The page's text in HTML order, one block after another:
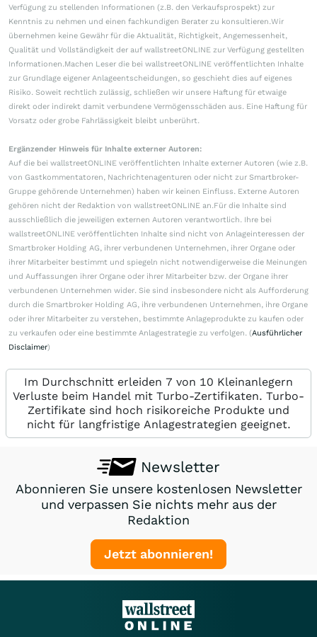
Verfügung zu stellenden Informationen (z.B. den Verkaufsprospekt) zur
Kenntnis zu nehmen und einen fachkundigen Berater zu konsultieren.Wir
übernehmen keine Gewähr für die Aktualität, Richtigkeit, Angemessenheit,
Qualität und Vollständigkeit der auf wallstreetONLINE zur Verfügung gestellten
Informationen.Machen Leser die bei wallstreetONLINE veröffentlichten Inhalte
zur Grundlage eigener Anlageentscheidungen, so geschieht dies auf eigenes
Risiko. Soweit rechtlich zulässig, schließen wir unsere Haftung für etwaige
direkt oder indirekt damit verbundene Vermögensschäden aus. Eine Haftung für
Vorsatz oder grobe Fahrlässigkeit bleibt unberührt.
Ergänzender Hinweis für Inhalte externer Autoren:
Auf die bei wallstreetONLINE veröffentlichten Inhalte externer Autoren (wie z.B.
von Gastkommentatoren, Nachrichtenagenturen oder nicht zur Smartbroker-
Gruppe gehörende Unternehmen) haben wir keinen Einfluss. Externe Autoren
gehören nicht der Redaktion von wallstreetONLINE an.Für die Inhalte sind
ausschließlich die jeweiligen externen Autoren verantwortlich. Ihre bei
wallstreetONLINE veröffentlichten Inhalte sind nicht von Anlageinteressen der
Smartbroker Holding AG, ihrer verbundenen Unternehmen, ihrer Organe oder
ihrer Mitarbeiter bestimmt und spiegeln nicht notwendigerweise die Meinungen
und Auffassungen ihrer Organe oder ihrer Mitarbeiter bzw. der Organe ihrer
verbundenen Unternehmen wider. Sie sind insbesondere nicht als Aufforderung
durch die Smartbroker Holding AG, ihre verbundenen Unternehmen, ihre Organe
oder ihrer Mitarbeiter zu verstehen, bestimmte Anlageprodukte zu kaufen oder
zu verkaufen oder eine bestimmte Anlagestrategie zu verfolgen. (Ausführlicher
Disclaimer)
Im Durchschnitt erleiden 7 von 10 Kleinanlegern
Verluste beim Handel mit Turbo-Zertifikaten. Turbo-
Zertifikate sind hoch risikoreiche Produkte und
nicht für langfristige Anlagestrategien geeignet.
Newsletter
Abonnieren Sie unsere kostenlosen Newsletter
und verpassen Sie nichts mehr aus der
Redaktion
Jetzt abonnieren!